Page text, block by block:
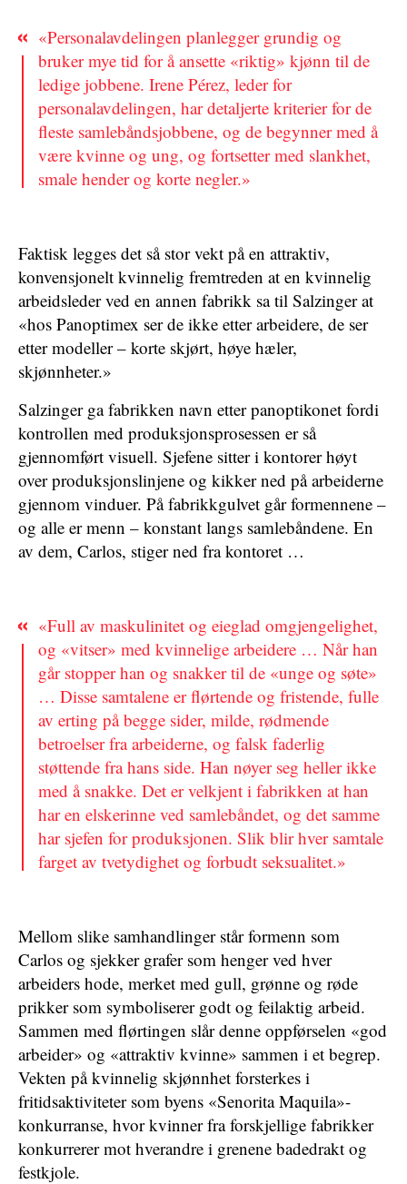
«Personalavdelingen planlegger grundig og
bruker mye tid for å ansette «riktig» kjønn til de
ledige jobbene. Irene Pérez, leder for
personalavdelingen, har detaljerte kriterier for de
fleste samlebåndsjobbene, og de begynner med å
være kvinne og ung, og fortsetter med slankhet,
smale hender og korte negler.»
Faktisk legges det så stor vekt på en attraktiv,
konvensjonelt kvinnelig fremtreden at en kvinnelig
arbeidsleder ved en annen fabrikk sa til Salzinger at
«hos Panoptimex ser de ikke etter arbeidere, de ser
etter modeller – korte skjørt, høye hæler,
skjønnheter.»
Salzinger ga fabrikken navn etter panoptikonet fordi
kontrollen med produksjonsprosessen er så
gjennomført visuell. Sjefene sitter i kontorer høyt
over produksjonslinjene og kikker ned på arbeiderne
gjennom vinduer. På fabrikkgulvet går formennene –
og alle er menn – konstant langs samlebåndene. En
av dem, Carlos, stiger ned fra kontoret …
«Full av maskulinitet og eieglad omgjengelighet,
og «vitser» med kvinnelige arbeidere … Når han
går stopper han og snakker til de «unge og søte»
… Disse samtalene er flørtende og fristende, fulle
av erting på begge sider, milde, rødmende
betroelser fra arbeiderne, og falsk faderlig
støttende fra hans side. Han nøyer seg heller ikke
med å snakke. Det er velkjent i fabrikken at han
har en elskerinne ved samlebåndet, og det samme
har sjefen for produksjonen. Slik blir hver samtale
farget av tvetydighet og forbudt seksualitet.»
Mellom slike samhandlinger står formenn som
Carlos og sjekker grafer som henger ved hver
arbeiders hode, merket med gull, grønne og røde
prikker som symboliserer godt og feilaktig arbeid.
Sammen med flørtingen slår denne oppførselen «god
arbeider» og «attraktiv kvinne» sammen i et begrep.
Vekten på kvinnelig skjønnhet forsterkes i
fritidsaktiviteter som byens «Senorita Maquila»-
konkurranse, hvor kvinner fra forskjellige fabrikker
konkurrerer mot hverandre i grenene badedrakt og
festkjole.